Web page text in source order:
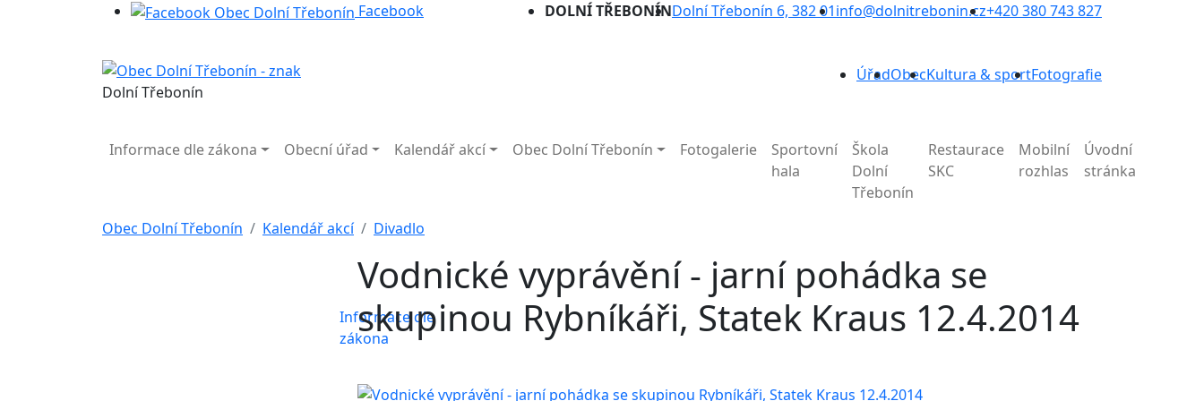
Facebook DOLNÍ TŘEBONÍNDolní Třebonín 6, 382 01info@dolnitrebonin.cz+420 380 743 827
Dolní Třebonín
ÚřadObecKultura & sportFotografie
Informace dle zákona Obecní úřad Kalendář akcí Obec Dolní Třebonín Fotogalerie
Sportovní
hala
Škola
Dolní
Třebonín
Restaurace
SKC
Mobilní
rozhlas
Úvodní
stránka
Obec Dolní Třebonín Kalendář akcí Divadlo
Informace dle
zákona
Vodnické vyprávění - jarní pohádka se
skupinou Rybníkáři, Statek Kraus 12.4.2014